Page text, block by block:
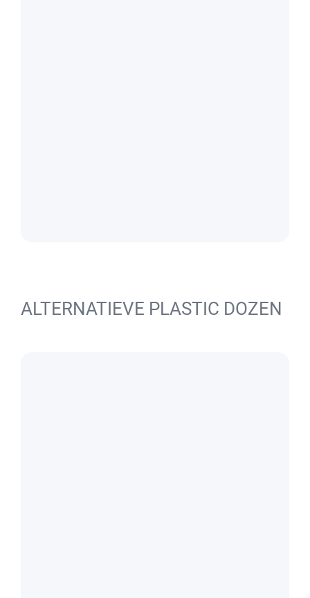
ALTERNATIEVE PLASTIC DOZEN